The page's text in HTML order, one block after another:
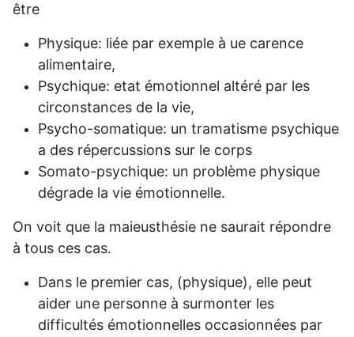
être
Physique: liée par exemple à ue carence
alimentaire,
Psychique: etat émotionnel altéré par les
circonstances de la vie,
Psycho-somatique: un tramatisme psychique
a des répercussions sur le corps
Somato-psychique: un problème physique
dégrade la vie émotionnelle.
On voit que la maieusthésie ne saurait répondre
à tous ces cas.
Dans le premier cas, (physique), elle peut
aider une personne à surmonter les
difficultés émotionnelles occasionnées par